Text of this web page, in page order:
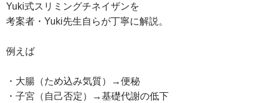
Yuki式スリミングチネイザンを
考案者・Yuki先生自らが丁寧に解説。
例えば
・大腸（ため込み気質）→便秘
・子宮（自己否定）→基礎代謝の低下